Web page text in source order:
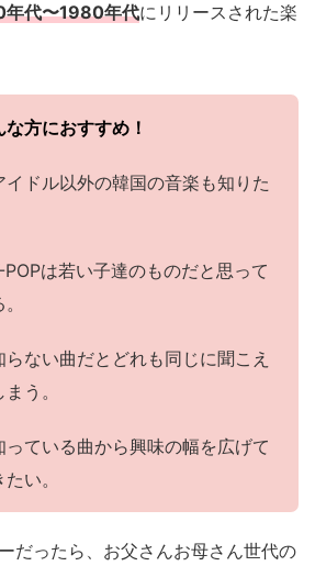
代〜1980年代にリリースされた楽
な方におすすめ！
イドル以外の韓国の音楽も知りた
POPは若い子達のものだと思って
らない曲だとどれも同じに聞こえ
う。
っている曲から興味の幅を広げて
い。
だったら、お父さんお母さん世代の